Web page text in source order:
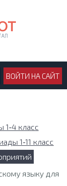
ВОЙТИ НА САЙТ
1‑4 класс
1‑11 класс